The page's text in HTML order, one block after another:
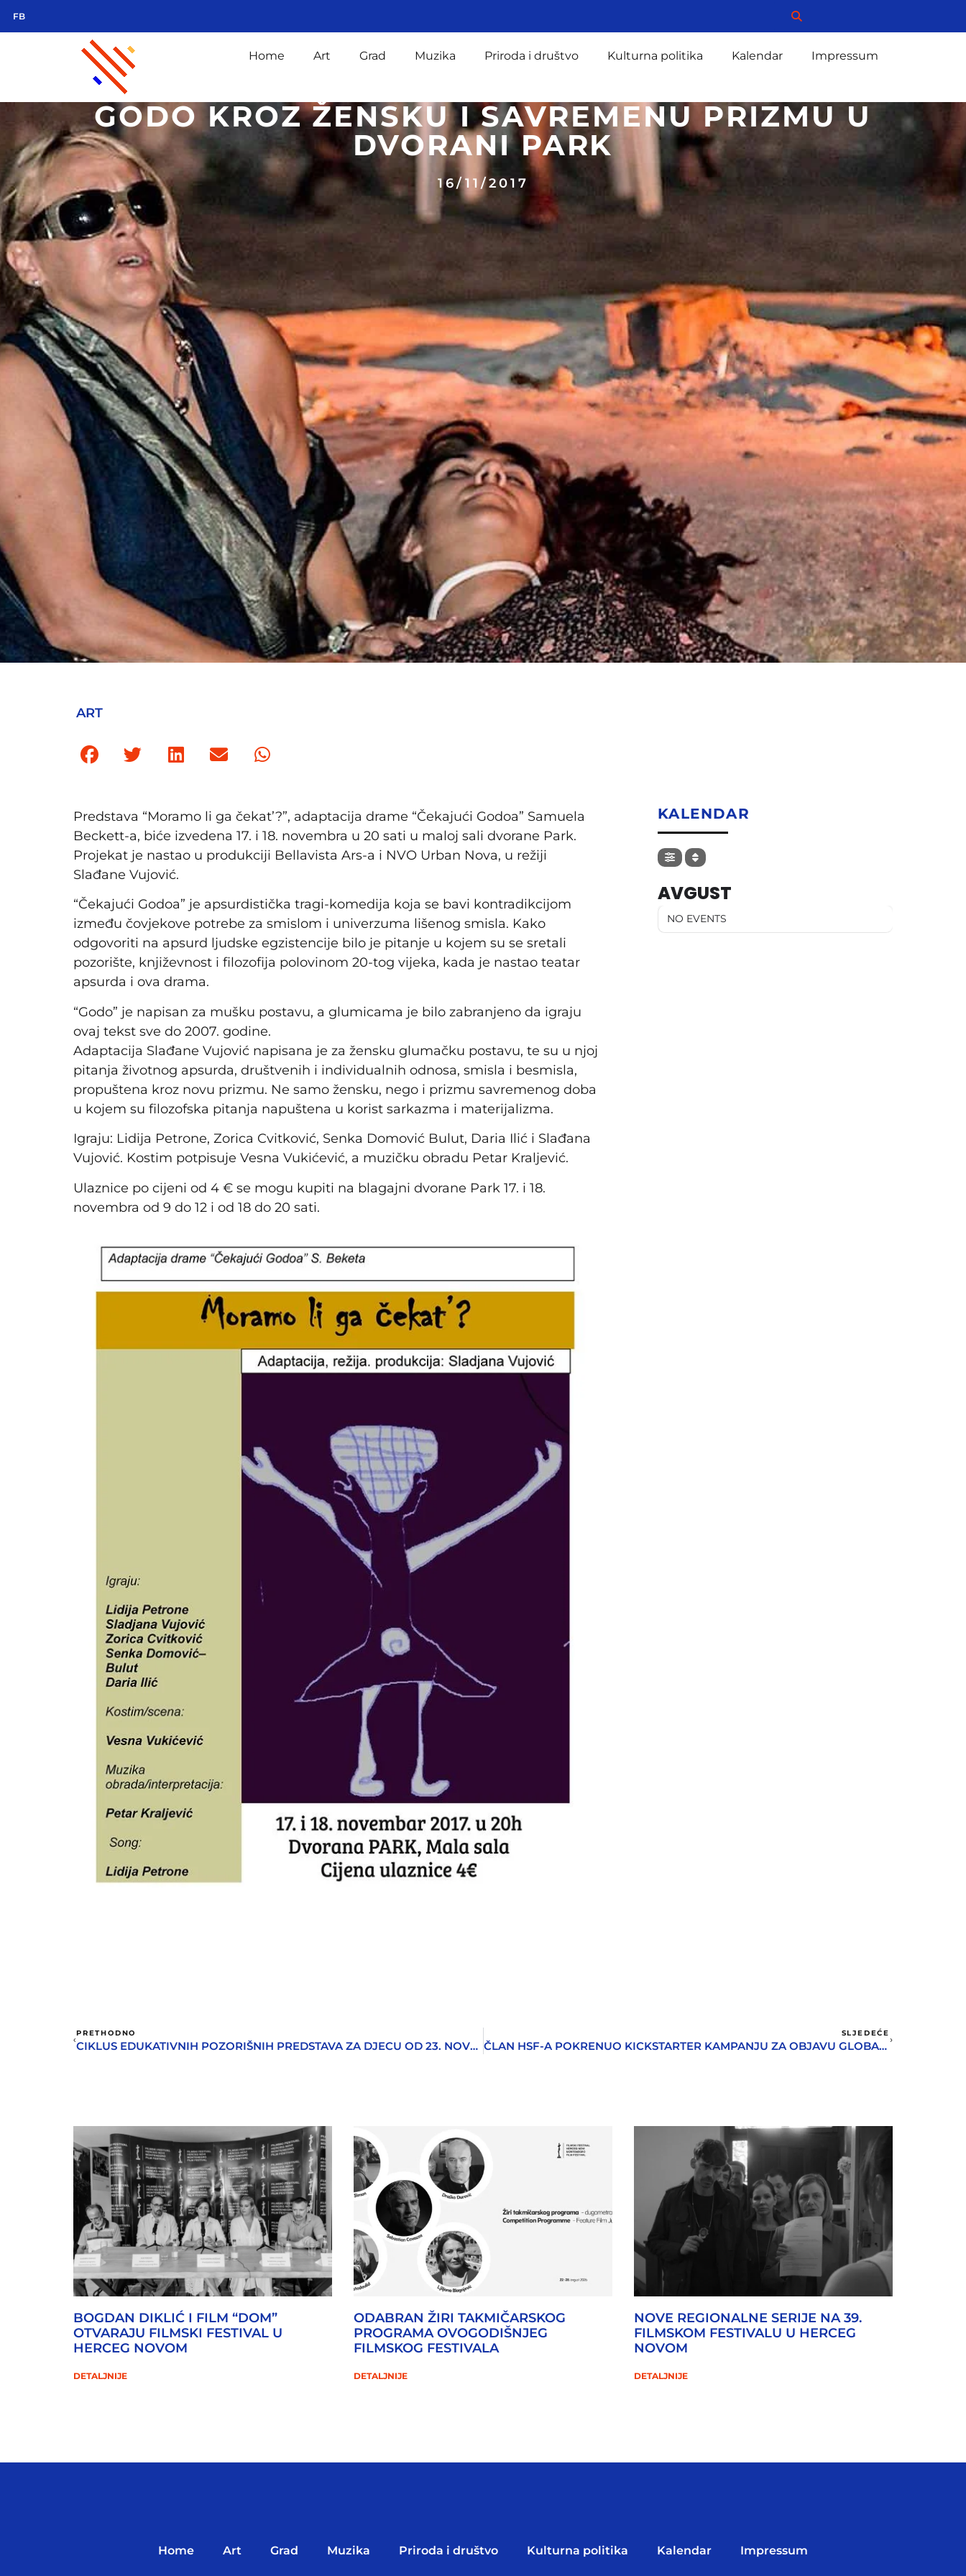
FB
Home Art Grad Muzika Priroda i društvo Kulturna politika Kalendar Impressum
GODO KROZ ŽENSKU I SAVREMENU PRIZMU U
DVORANI PARK
16/11/2017
ART
Predstava “Moramo li ga čekat’?”, adaptacija drame “Čekajući Godoa” Samuela
Beckett-a, biće izvedena 17. i 18. novembra u 20 sati u maloj sali dvorane Park.
Projekat je nastao u produkciji Bellavista Ars-a i NVO Urban Nova, u režiji
Slađane Vujović.
“Čekajući Godoa” je apsurdistička tragi-komedija koja se bavi kontradikcijom
između čovjekove potrebe za smislom i univerzuma lišenog smisla. Kako
odgovoriti na apsurd ljudske egzistencije bilo je pitanje u kojem su se sretali
pozorište, književnost i filozofija polovinom 20-tog vijeka, kada je nastao teatar
apsurda i ova drama.
“Godo” je napisan za mušku postavu, a glumicama je bilo zabranjeno da igraju
ovaj tekst sve do 2007. godine.
Adaptacija Slađane Vujović napisana je za žensku glumačku postavu, te su u njoj
pitanja životnog apsurda, društvenih i individualnih odnosa, smisla i besmisla,
propuštena kroz novu prizmu. Ne samo žensku, nego i prizmu savremenog doba
u kojem su filozofska pitanja napuštena u korist sarkazma i materijalizma.
Igraju: Lidija Petrone, Zorica Cvitković, Senka Domović Bulut, Daria Ilić i Slađana
Vujović. Kostim potpisuje Vesna Vukićević, a muzičku obradu Petar Kraljević.
Ulaznice po cijeni od 4 € se mogu kupiti na blagajni dvorane Park 17. i 18.
novembra od 9 do 12 i od 18 do 20 sati.
KALENDAR
AVGUST
NO EVENTS
PRETHODNO
CIKLUS EDUKATIVNIH POZORIŠNIH PREDSTAVA ZA DJECU OD 23. NOVEMBRA
SLJEDEĆE
ČLAN HSF-A POKRENUO KICKSTARTER KAMPANJU ZA OBJAVU GLOBALNOG IZDANJA STRIPA, A NA PROMO PLAKATU JE HERCEG NOVI
BOGDAN DIKLIĆ I FILM “DOM”
OTVARAJU FILMSKI FESTIVAL U
HERCEG NOVOM
DETALJNIJE
ODABRAN ŽIRI TAKMIČARSKOG
PROGRAMA OVOGODIŠNJEG
FILMSKOG FESTIVALA
DETALJNIJE
NOVE REGIONALNE SERIJE NA 39.
FILMSKOM FESTIVALU U HERCEG
NOVOM
DETALJNIJE
Home Art Grad Muzika Priroda i društvo Kulturna politika Kalendar Impressum